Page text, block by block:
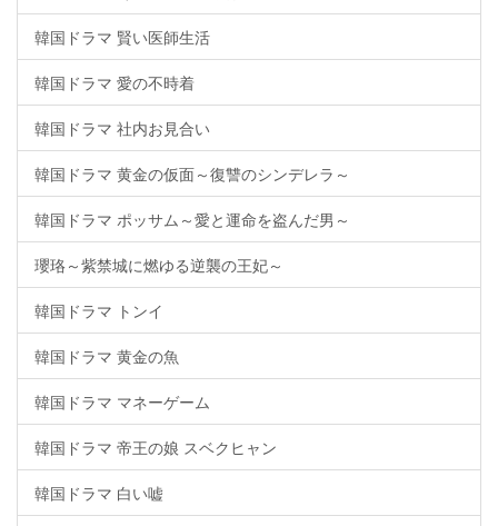
韓国ドラマ 賢い医師生活
韓国ドラマ 愛の不時着
韓国ドラマ 社内お見合い
韓国ドラマ 黄金の仮面～復讐のシンデレラ～
韓国ドラマ ポッサム～愛と運命を盗んだ男～
瓔珞～紫禁城に燃ゆる逆襲の王妃～
韓国ドラマ トンイ
韓国ドラマ 黄金の魚
韓国ドラマ マネーゲーム
韓国ドラマ 帝王の娘 スベクヒャン
韓国ドラマ 白い嘘